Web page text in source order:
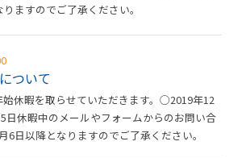
ますのでご了承ください。
ついて
休暇を取らせていただきます。◯2019年12
日休暇中のメールやフォームからのお問い合
6日以降となりますのでご了承ください。